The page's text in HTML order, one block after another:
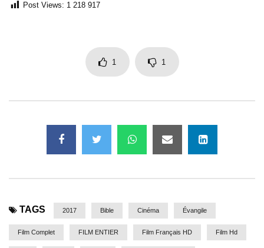
Post Views: 1 218 917
1 1
TAGS 2017 Bible Cinéma Évangile
Film Complet FILM ENTIER Film Français HD Film Hd